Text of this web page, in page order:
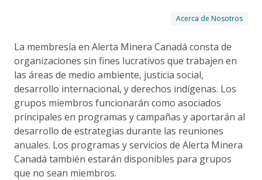
Acerca de Nosotros
La membresía en Alerta Minera Canadá consta de
organizaciones sin fines lucrativos que trabajen en
las áreas de medio ambiente, justicia social,
desarrollo internacional, y derechos indígenas. Los
grupos miembros funcionarán como asociados
principales en programas y campañas y aportarán al
desarrollo de estrategias durante las reuniones
anuales. Los programas y servicios de Alerta Minera
Canadá también estarán disponibles para grupos
que no sean miembros.